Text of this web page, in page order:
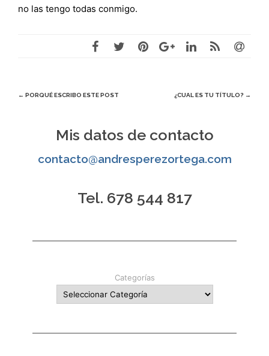
no las tengo todas conmigo.
Navegación
entradas
← PORQUÉ ESCRIBO ESTE POST ¿CUAL ES TU TÍTULO? →
Mis datos de contacto
contacto@andresperezortega.com
Tel. 678 544 817
Categorías